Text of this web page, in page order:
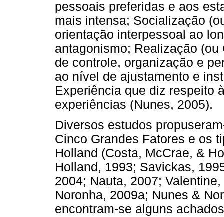
pessoais preferidas e aos
mais intensa; Socialização
orientação interpessoal ao
antagonismo; Realização
de controle, organização e
ao nível de ajustamento e
Experiência que diz respeito
experiências (Nunes, 2005).
Diversos estudos
Cinco Grandes Fatores e os
Holland (Costa, McCrae, &
Holland, 1993; Savickas,
2004; Nauta, 2007;
Noronha, 2009a; Nunes &
encontram-se alguns